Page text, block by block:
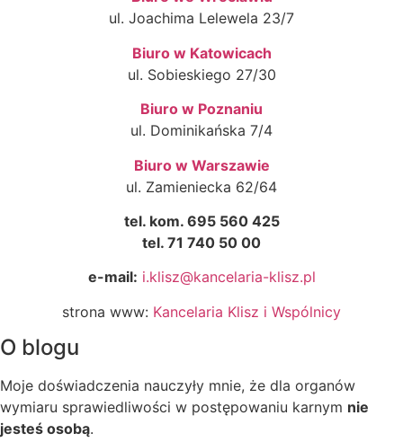
ul. Joachima Lelewela 23/7
Biuro w Katowicach
ul. Sobieskiego 27/30
Biuro w Poznaniu
ul. Dominikańska 7/4
Biuro w Warszawie
ul. Zamieniecka 62/64
tel. kom. 695 560 425
tel. 71 740 50 00
e-mail: i.klisz@kancelaria-klisz.pl
strona www: Kancelaria Klisz i Wspólnicy
O blogu
Moje doświadczenia nauczyły mnie, że dla organów
wymiaru sprawiedliwości w postępowaniu karnym nie
jesteś osobą.